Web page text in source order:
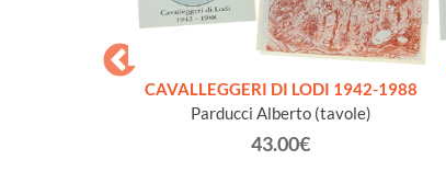
CAVALLEGGERI DI LODI 1942-1988
Parducci Alberto (tavole)
43.00€